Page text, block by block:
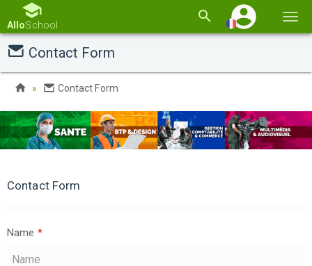
la
AlloSchool
Contact Form
Contact Form
Contact Form
Name *